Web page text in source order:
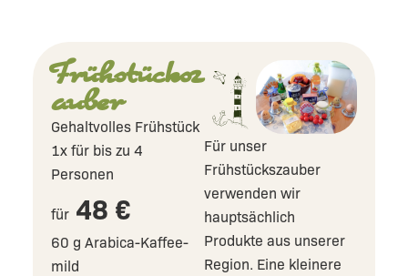
Frühstücksz
auber
Gehaltvolles Frühstück
1x für bis zu 4
Personen
für48 €
60 g Arabica-Kaffee-
mild
Für unser
Frühstückszauber
verwenden wir
hauptsächlich
Produkte aus unserer
Region. Eine kleinere